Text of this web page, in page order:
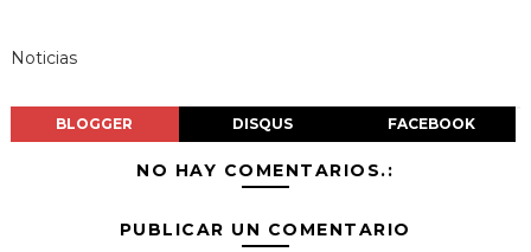
Noticias
BLOGGER DISQUS FACEBOOK
NO HAY COMENTARIOS.:
PUBLICAR UN COMENTARIO